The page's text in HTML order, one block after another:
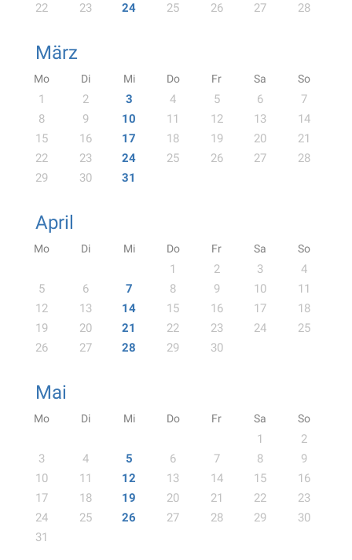
22
23 24 25 26 27 28
März
Mo Di Mi Do Fr Sa So
1 2 3 4 5 6
7
8
9 10 11 12 13
14
15
16 17 18 19 20
21
22
23 24 25 26 27
28
29
30 31
April
Mo Di Mi Do Fr Sa So
1 2 3
4
5
6 7 8 9 10
11
12
13 14 15 16 17
18
19
20 21 22 23 24
25
26
27 28 29 30
Mai
Mo Di Mi Do Fr Sa So
1
2
3
4 5 6 7 8
9
10
11 12 13 14 15
16
17
18 19 20 21 22
23
24
25 26 27 28 29
30
31